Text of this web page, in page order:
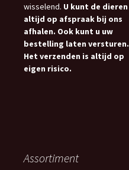
wisselend. U kunt de dieren
altijd op afspraak bij ons
afhalen. Ook kunt u uw
bestelling laten versturen.
Het verzenden is altijd op
eigen risico.
Assortiment